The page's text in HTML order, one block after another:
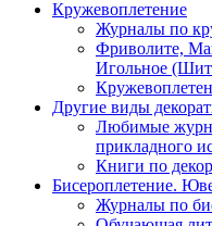
Кружевоплетение
Журналы по
Фриволите,
Игольное
Другие виды
Любимые
прикладного
Книги по
Бисероплетение.
Журналы по